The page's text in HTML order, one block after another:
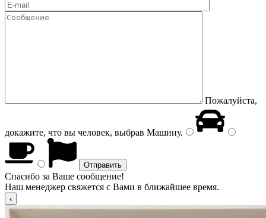
Пожалуйста,
докажите, что вы человек, выбрав Машину.
Спасибо за Ваше сообщение!
Наш менеджер свяжется с Вами в ближайшее время.